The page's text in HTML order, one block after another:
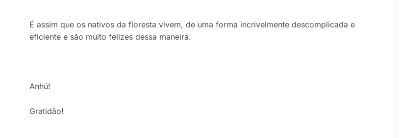
É assim que os nativos da floresta vivem, de uma forma incrivelmente descomplicada e
eficiente e são muito felizes dessa maneira.
Anhú!
Gratidão!